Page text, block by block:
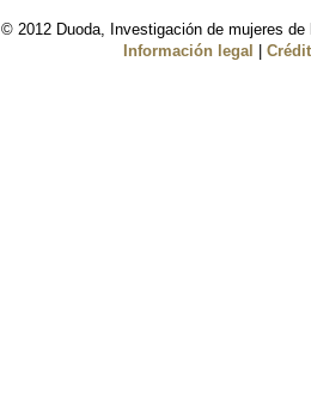
© 2012 Duoda, Investigación de mujeres
Información legal